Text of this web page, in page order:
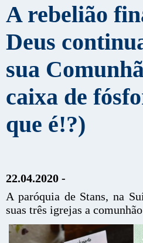
A rebelião
Deus
sua
caixa de
que é!?)
22.04.2020 -
A paróquia de Stans, na
suas três igrejas a